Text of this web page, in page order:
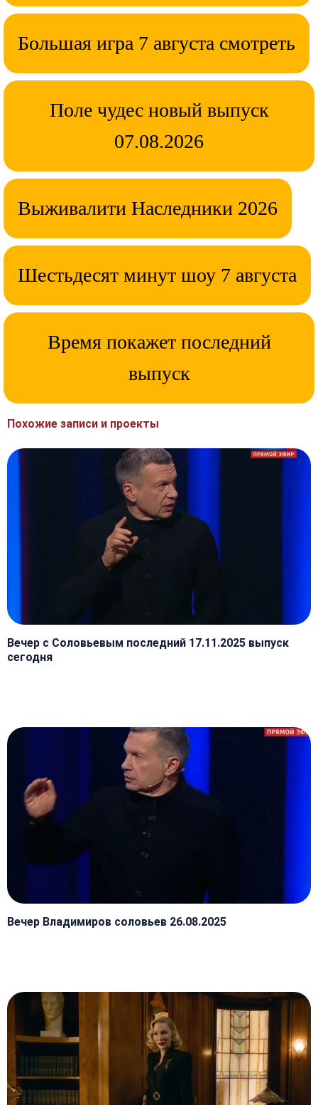
Большая игра 7 августа смотреть
Поле чудес новый выпуск
07.08.2026
Выживалити Наследники 2026
Шестьдесят минут шоу 7 августа
Время покажет последний
выпуск
Похожие записи и проекты
Вечер с Соловьевым последний 17.11.2025 выпуск
сегодня
Вечер Владимиров соловьев 26.08.2025